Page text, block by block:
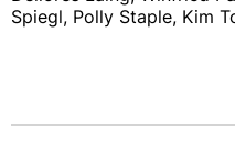
Spiegl, Polly Staple, Kim